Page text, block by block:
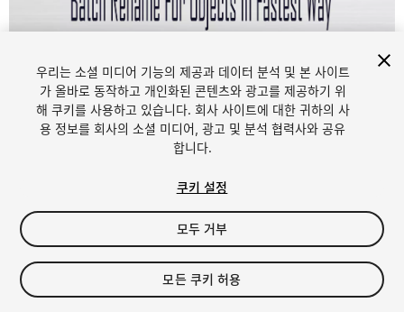
FREE
내 에셋에 추가하기
우리는 소셜 미디어 기능의 제공과 데이터 분석 및 본 사이트
가 올바로 동작하고 개인화된 콘텐츠와 광고를 제공하기 위
해 쿠키를 사용하고 있습니다. 회사 사이트에 대한 귀하의 사
용 정보를 회사의 소셜 미디어, 광고 및 분석 협력사와 공유
합니다.
쿠키 설정
모두 거부
모든 쿠키 허용